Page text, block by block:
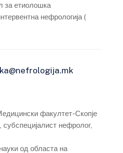
за етиолошка
нефрологија (
факултет-Скопје
субспецијалист нефролог,
од областа на